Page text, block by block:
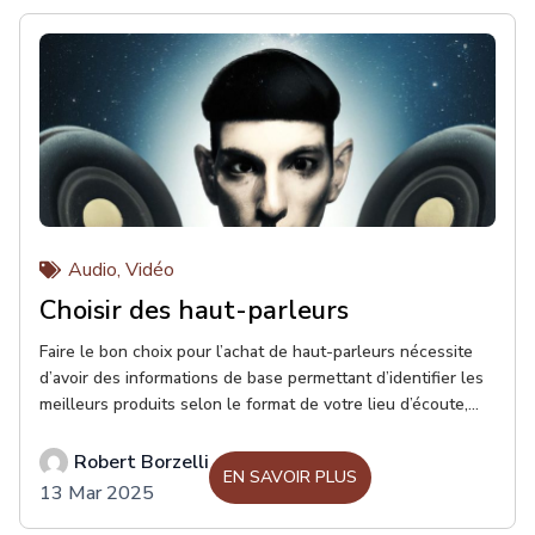
Audio, Vidéo
Choisir des haut-parleurs
Faire le bon choix pour l’achat de haut-parleurs nécessite
d’avoir des informations de base permettant d’identifier les
meilleurs produits selon le format de votre lieu d’écoute,
Pour faire le bon choix il est essentiel de bien connaître vos
goûts afin d’être bien conseillé. Pour maximiser votre
expérience, voici les informations importantes à avoir en
Robert Borzelli
13 Mar 2025
EN SAVOIR PLUS